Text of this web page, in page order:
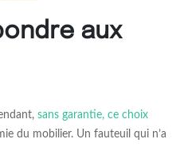
aux
sans garantie, ce choix
du mobilier. Un fauteuil qui n’a